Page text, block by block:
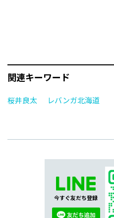
関連キーワード
桜井良太 レバンガ北海道
今すぐ友だち登録